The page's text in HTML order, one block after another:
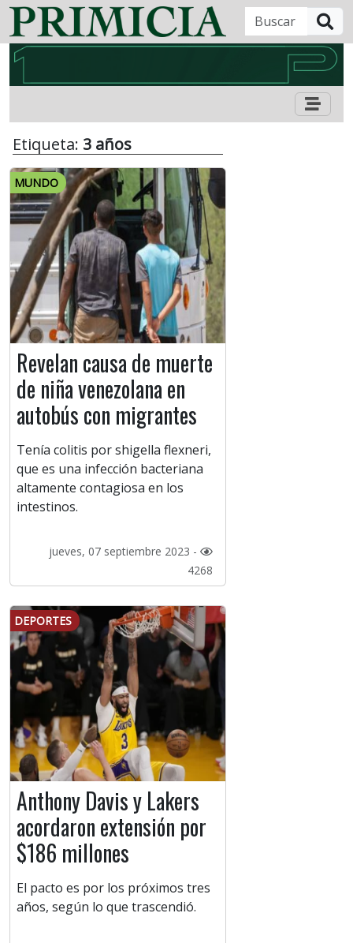
Etiqueta: 3 años
MUNDO
Revelan causa de muerte
de niña venezolana en
autobús con migrantes
Tenía colitis por shigella flexneri,
que es una infección bacteriana
altamente contagiosa en los
intestinos.
jueves, 07 septiembre 2023 -
4268
DEPORTES
Anthony Davis y Lakers
acordaron extensión por
$186 millones
El pacto es por los próximos tres
años, según lo que trascendió.